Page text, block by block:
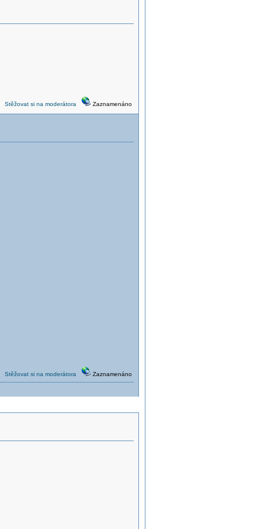
Stěžovat si na moderátora Zaznamenáno
Stěžovat si na moderátora Zaznamenáno